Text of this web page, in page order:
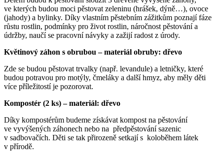
ve kterých budou moci pěstovat zeleninu (hrášek, dýně…), ovoce
(jahody) a bylinky. Díky vlastním pěstebním zážitkům poznají fáze
růstu rostlin, podmínky pro život rostlin, náročnost pěstování a
údržby, naučí se pracovní návyky a zažijí radost z úrody.
Květinový záhon s obrubou – materiál obruby: dřevo
Zde se budou pěstovat trvalky (např. levandule) a letničky, které
budou potravou pro motýly, čmeláky a další hmyz, aby měly děti
více příležitostí je pozorovat.
Kompostér (2 ks) – materiál: dřevo
Díky kompostérům budeme získávat kompost na pěstování
ve vyvýšených záhonech nebo na předpěstování sazenic
v sadbovačích. Děti se tak přirozeně setkají s koloběhem látek
v přírodě.